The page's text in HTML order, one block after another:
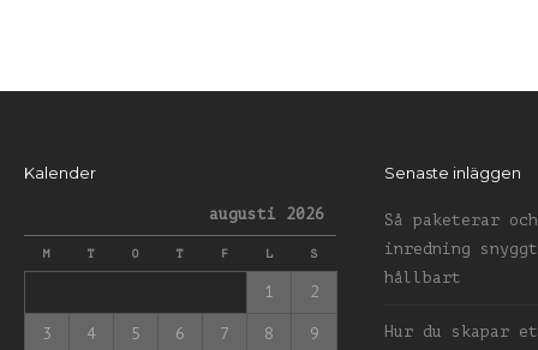
Kalender
augusti 2026
M T O T F L S
1 2
3 4 5 6 7 8 9
Senaste inläggen
Så paketerar
inredning
hållbart
Hur du skapar